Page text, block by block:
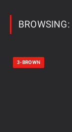
BROWSING:
3-BROWN